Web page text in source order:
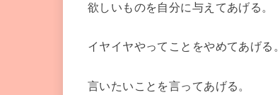
欲しいものを自分に与えてあげる。
イヤイヤやってことをやめてあげる。
言いたいことを言ってあげる。